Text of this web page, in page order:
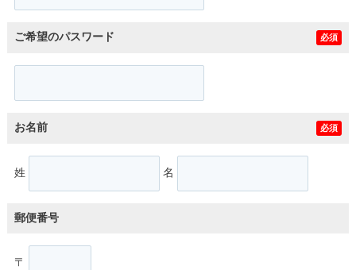
ご希望のパスワード 必須
お名前 必須
姓 名
郵便番号
〒